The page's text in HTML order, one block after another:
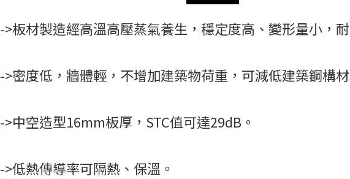
->板材製造經高溫高壓蒸氣養生，穩定度高、變形量小，
->密度低，牆體輕，不增加建築物荷重，可減低建築鋼構
->中空造型16mm板厚，STC值可達29dB。
->低熱傳導率可隔熱、保溫。